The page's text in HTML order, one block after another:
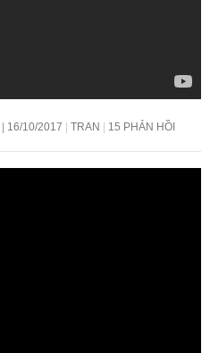
16/10/2017 TRAN 15 PHẢN HỒI